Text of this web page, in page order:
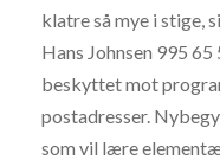
klatre så mye i stige,
Hans Johnsen 995
beskyttet mot
postadresser.
som vil lære